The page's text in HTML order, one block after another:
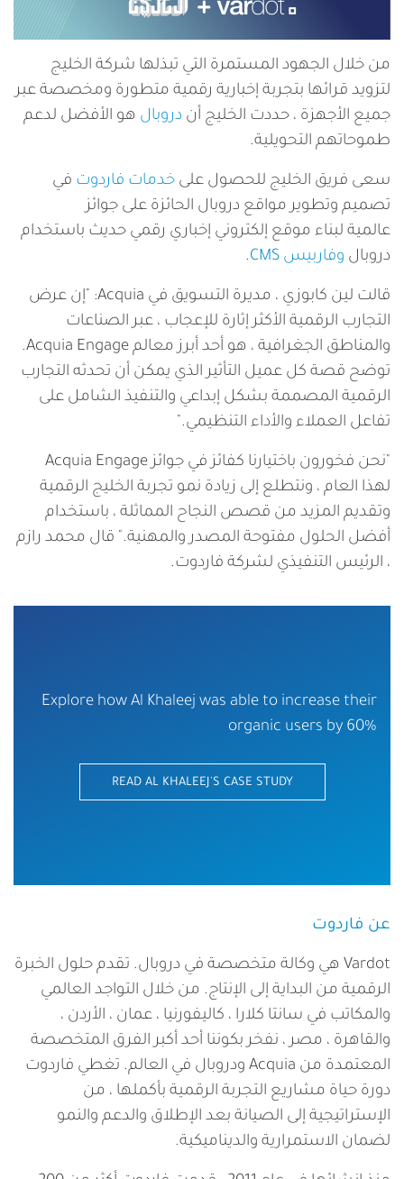
من خلال الجهود المستمرة التي تبذلها شركة الخليج
لتزويد قرائها بتجربة إخبارية رقمية متطورة ومخصصة عبر
جميع الأجهزة ، حددت الخليج أن دروبال هو الأفضل لدعم
طموحاتهم التحويلية.
سعى فريق الخليج للحصول على خدمات فاردوت في
تصميم وتطوير مواقع دروبال الحائزة على جوائز
عالمية لبناء موقع إلكتروني إخباري رقمي حديث باستخدام
دروبال وفاربيس CMS .
قالت لين كابوزي ، مديرة التسويق في Acquia: "إن عرض
التجارب الرقمية الأكثر إثارة للإعجاب ، عبر الصناعات
والمناطق الجغرافية ، هو أحد أبرز معالم Acquia Engage.
توضح قصة كل عميل التأثير الذي يمكن أن تحدثه التجارب
الرقمية المصممة بشكل إبداعي والتنفيذ الشامل على
تفاعل العملاء والأداء التنظيمي."
"نحن فخورون باختيارنا كفائز في جوائز Acquia Engage
لهذا العام ، ونتطلع إلى زيادة نمو تجربة الخليج الرقمية
وتقديم المزيد من قصص النجاح المماثلة ، باستخدام
أفضل الحلول مفتوحة المصدر والمهنية." قال محمد رازم
، الرئيس التنفيذي لشركة فاردوت.
Explore how Al Khaleej was able to increase their
organic users by 60%
READ AL KHALEEJ'S CASE STUDY
عن فاردوت
Vardot هي وكالة متخصصة في دروبال. تقدم حلول الخبرة
الرقمية من البداية إلى الإنتاج. من خلال التواجد العالمي
والمكاتب في سانتا كلارا ، كاليفورنيا ، عمان ، الأردن ،
والقاهرة ، مصر ، نفخر بكوننا أحد أكبر الفرق المتخصصة
المعتمدة من Acquia ودروبال في العالم. تغطي فاردوت
دورة حياة مشاريع التجربة الرقمية بأكملها ، من
الإستراتيجية إلى الصيانة بعد الإطلاق والدعم والنمو
لضمان الاستمرارية والديناميكية.